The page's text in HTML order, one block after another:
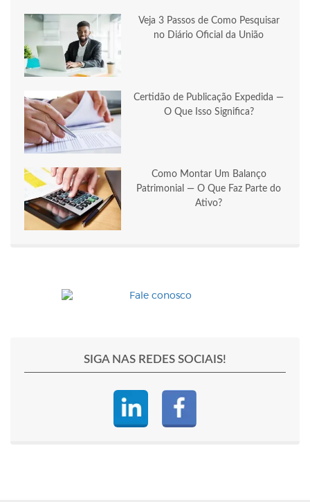
Veja 3 Passos de Como Pesquisar
no Diário Oficial da União
Certidão de Publicação Expedida —
O Que Isso Significa?
Como Montar Um Balanço
Patrimonial — O Que Faz Parte do
Ativo?
SIGA NAS REDES SOCIAIS!